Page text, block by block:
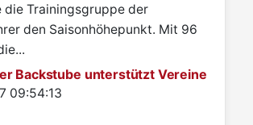
Trainingsgruppe der
den Saisonhöhepunkt. Mit 96
Backstube unterstützt Vereine
09:54:13